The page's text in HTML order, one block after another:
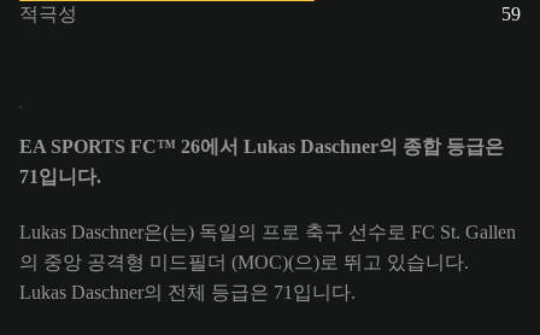
적극성
59
EA SPORTS FC™ 26에서 Lukas Daschner의 종합 등급은
71입니다.
Lukas Daschner은(는) 독일의 프로 축구 선수로 FC St. Gallen
의 중앙 공격형 미드필더 (MOC)(으)로 뛰고 있습니다.
Lukas Daschner의 전체 등급은 71입니다.